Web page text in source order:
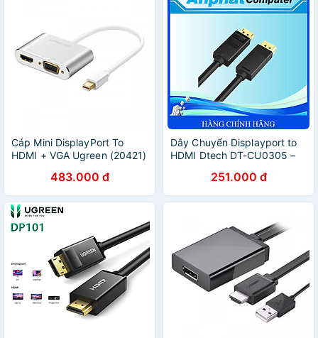
Cáp Mini DisplayPort To
HDMI + VGA Ugreen (20421)
483.000 đ
Dây Chuyển Displayport to
HDMI Dtech DT-CU0305 –
251.000 đ